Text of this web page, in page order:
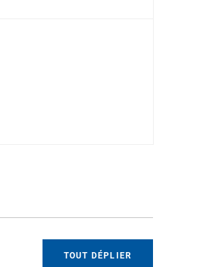
TOUT DÉPLIER